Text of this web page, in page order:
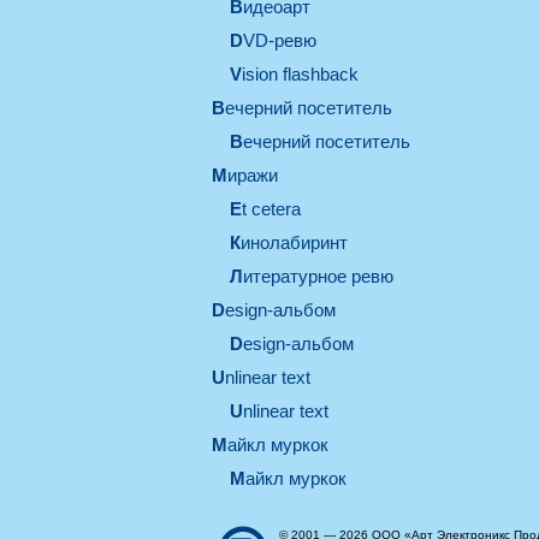
видеоарт
DVD-ревю
Vision flashback
вечерний посетитель
вечерний посетитель
миражи
et cetera
кинолабиринт
литературное ревю
design-альбом
design-альбом
unlinear text
Unlinear text
майкл муркок
майкл муркок
© 2001 — 2026 ООО «Арт Электроникс